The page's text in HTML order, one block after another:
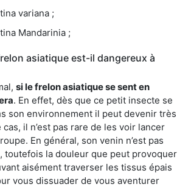
variana ;
Mandarinia ;
asiatique est-il dangereux à
si le frelon asiatique se sent en
. En effet, dès que ce petit insecte se
son environnement il peut devenir très
il n’est pas rare de les voir lancer
En général, son venin n’est pas
toutefois la douleur que peut provoquer
aisément traverser les tissus épais
vous dissuader de vous aventurer